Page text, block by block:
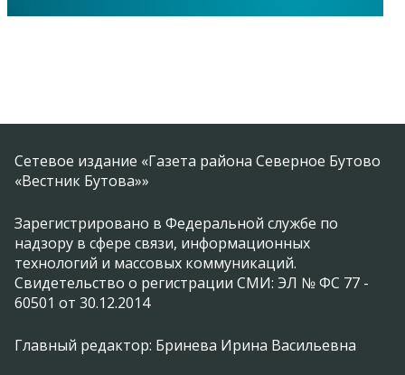
Сетевое издание «Газета района Северное Бутово
«Вестник Бутова»»
Зарегистрировано в Федеральной службе по
надзору в сфере связи, информационных
технологий и массовых коммуникаций.
Свидетельство о регистрации СМИ: ЭЛ № ФС 77 -
60501 от 30.12.2014
Главный редактор: Бринева Ирина Васильевна